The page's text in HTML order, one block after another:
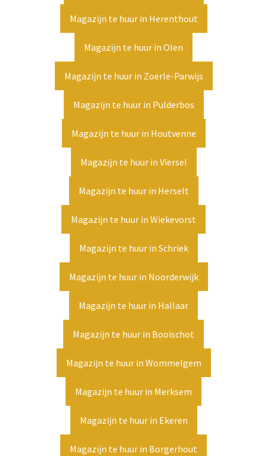
Magazijn te huur in Herenthout
Magazijn te huur in Olen
Magazijn te huur in Zoerle-Parwijs
Magazijn te huur in Pulderbos
Magazijn te huur in Houtvenne
Magazijn te huur in Viersel
Magazijn te huur in Herselt
Magazijn te huur in Wiekevorst
Magazijn te huur in Schriek
Magazijn te huur in Noorderwijk
Magazijn te huur in Hallaar
Magazijn te huur in Booischot
Magazijn te huur in Wommelgem
Magazijn te huur in Merksem
Magazijn te huur in Ekeren
Magazijn te huur in Borgerhout